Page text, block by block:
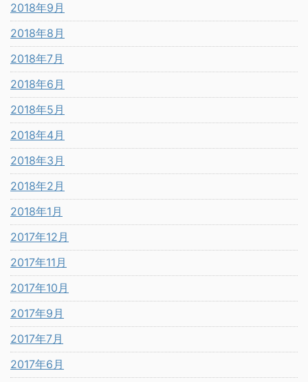
2018年9月
2018年8月
2018年7月
2018年6月
2018年5月
2018年4月
2018年3月
2018年2月
2018年1月
2017年12月
2017年11月
2017年10月
2017年9月
2017年7月
2017年6月